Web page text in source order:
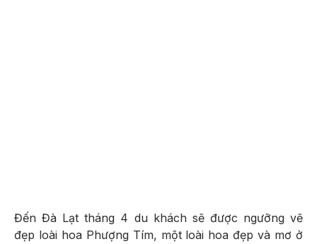
Đến Đà Lạt tháng 4 du khách sẽ được ngưỡng vẽ
đẹp loài hoa Phượng Tím, một loài hoa đẹp và mơ ở